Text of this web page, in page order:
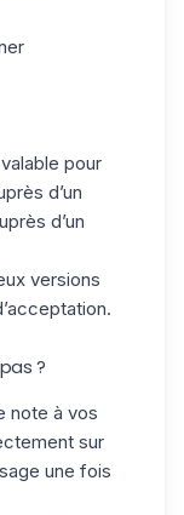
pour
d’un
d’un
versions
?
note à vos
sur
une fois